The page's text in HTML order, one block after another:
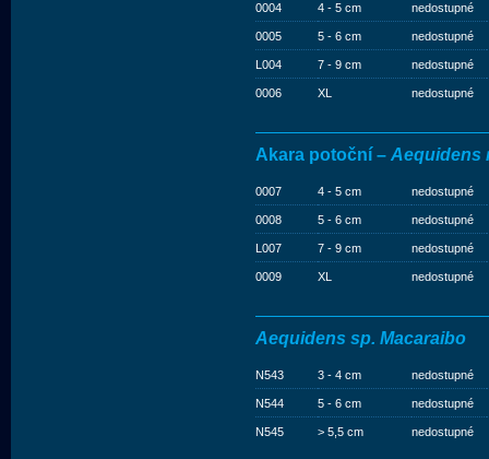
0004 4 - 5 cm nedostupné
0005 5 - 6 cm nedostupné
L004 7 - 9 cm nedostupné
0006 XL nedostupné
Akara potoční – Aequidens
0007 4 - 5 cm nedostupné
0008 5 - 6 cm nedostupné
L007 7 - 9 cm nedostupné
0009 XL nedostupné
Aequidens sp. Macaraibo
N543 3 - 4 cm nedostupné
N544 5 - 6 cm nedostupné
N545 > 5,5 cm nedostupné